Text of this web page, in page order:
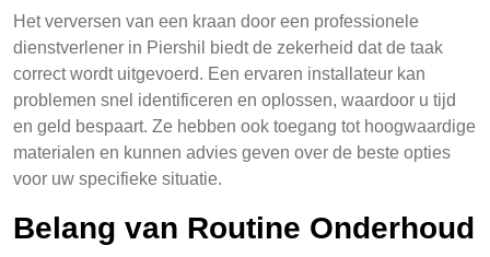
Het verversen van een kraan door een professionele
dienstverlener in Piershil biedt de zekerheid dat de taak
correct wordt uitgevoerd. Een ervaren installateur kan
problemen snel identificeren en oplossen, waardoor u tijd
en geld bespaart. Ze hebben ook toegang tot hoogwaardige
materialen en kunnen advies geven over de beste opties
voor uw specifieke situatie.
Belang van Routine Onderhoud